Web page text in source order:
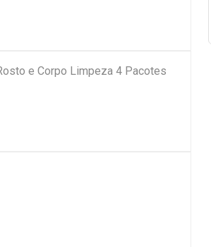
e Corpo Limpeza 4 Pacotes